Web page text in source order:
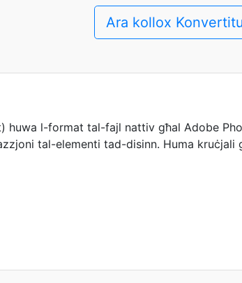
Ara kollox
huwa l-format tal-fajl nattiv għal Adobe
tal-elementi tad-disinn. Huma